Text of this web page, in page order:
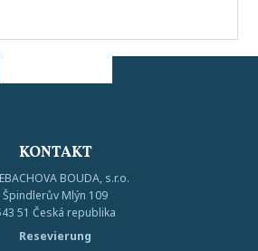
KONTAKT
BOUDA, s.r.o.
Špindlerův Mlýn 109
51 Česká republika
Resevierung